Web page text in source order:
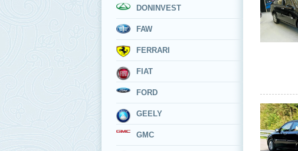
DONINVEST
FAW
FERRARI
FIAT
FORD
GEELY
GMC